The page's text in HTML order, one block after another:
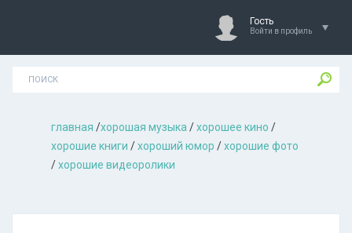
Гость
Войти в профиль
главная /хорошая музыкa /хорошее кино /
хорошие книги /хороший юмор /хорошие фото
/хорошие видеоролики